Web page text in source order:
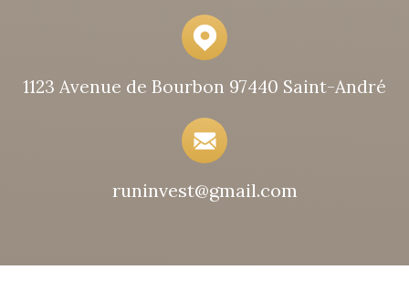
1123 Avenue de Bourbon 97440 Saint-André
runinvest@gmail.com